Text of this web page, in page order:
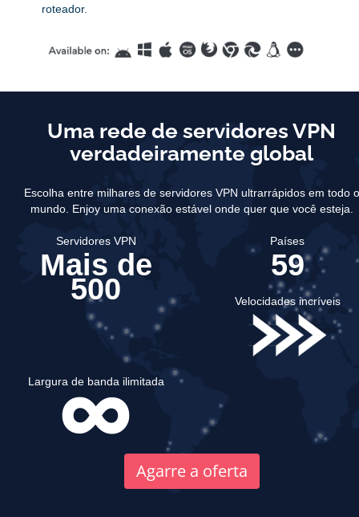
roteador.
Uma rede de servidores VPN
verdadeiramente global
Escolha entre milhares de servidores VPN ultrarrápidos em todo o
mundo. Enjoy uma conexão estável onde quer que você esteja.
Servidores VPN
Mais de
500
Países
59
Velocidades incríveis
Largura de banda ilimitada
Agarre a oferta